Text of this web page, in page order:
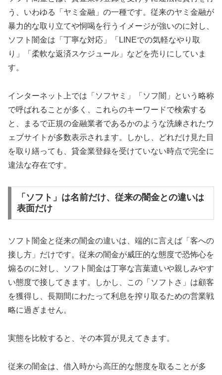
う、いわゆる「ヤミ金融」の一種です。従来のヤミ金融が
暴力的な取り立てや恫喝を行うイメージが強いのに対し、
ソフト闇金は「丁寧な対応」「LINEでの気軽なやり取
り」「柔軟な返済スケジュール」などを売りにしていま
す。
インターネット上では「ソフヤミ」「ソフ闇」という略称
で呼ばれることが多く、これらのキーワードで検索する
と、まるで正規の金融業者であるかのような洗練されたウ
ェブサイトが多数表示されます。しかし、どれだけ見た目
を取り繕っても、貸金業登録を受けていない時点で完全に
違法な存在です。
「ソフト」は名前だけ、従来の闇金との違いは
表面だけ
ソフト闇金と従来の闇金の違いは、端的に言えば「客への
接し方」だけです。従来の闇金が威圧的な態度で恐怖心を
煽るのに対し、ソフト闇金は丁寧な言葉遣いや親しみやす
い態度で接してきます。しかし、この「ソフトさ」は顧客
を獲得し、長期間にわたって利息を搾り取るための営業戦
略に過ぎません。
実態を比較すると、その本質が見えてきます。
従来の闇金は、借入時から高圧的な態度を取ることが多